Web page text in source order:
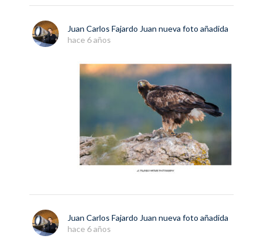
Juan Carlos Fajardo Juan nueva foto añadida
hace 6 años
Juan Carlos Fajardo Juan nueva foto añadida
hace 6 años